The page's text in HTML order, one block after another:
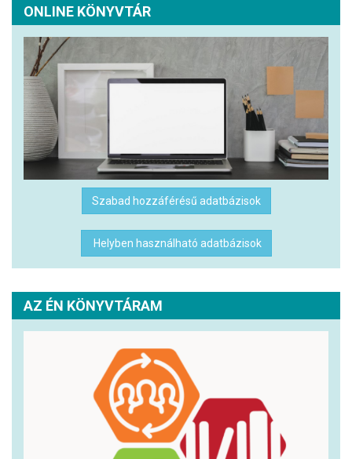
ONLINE KÖNYVTÁR
Szabad hozzáférésű adatbázisok
Helyben használható adatbázisok
AZ ÉN KÖNYVTÁRAM